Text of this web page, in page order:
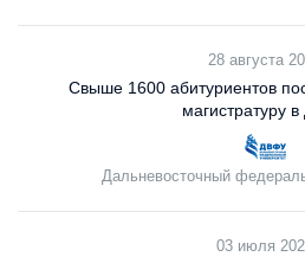
28 августа
Свыше 1600 абитуриентов
магистратуру
Дальневосточный
03 июля